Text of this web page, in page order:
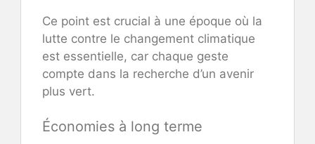
Ce point est crucial à une époque où la
lutte contre le changement climatique
est essentielle, car chaque geste
compte dans la recherche d’un avenir
plus vert.
Économies à long terme